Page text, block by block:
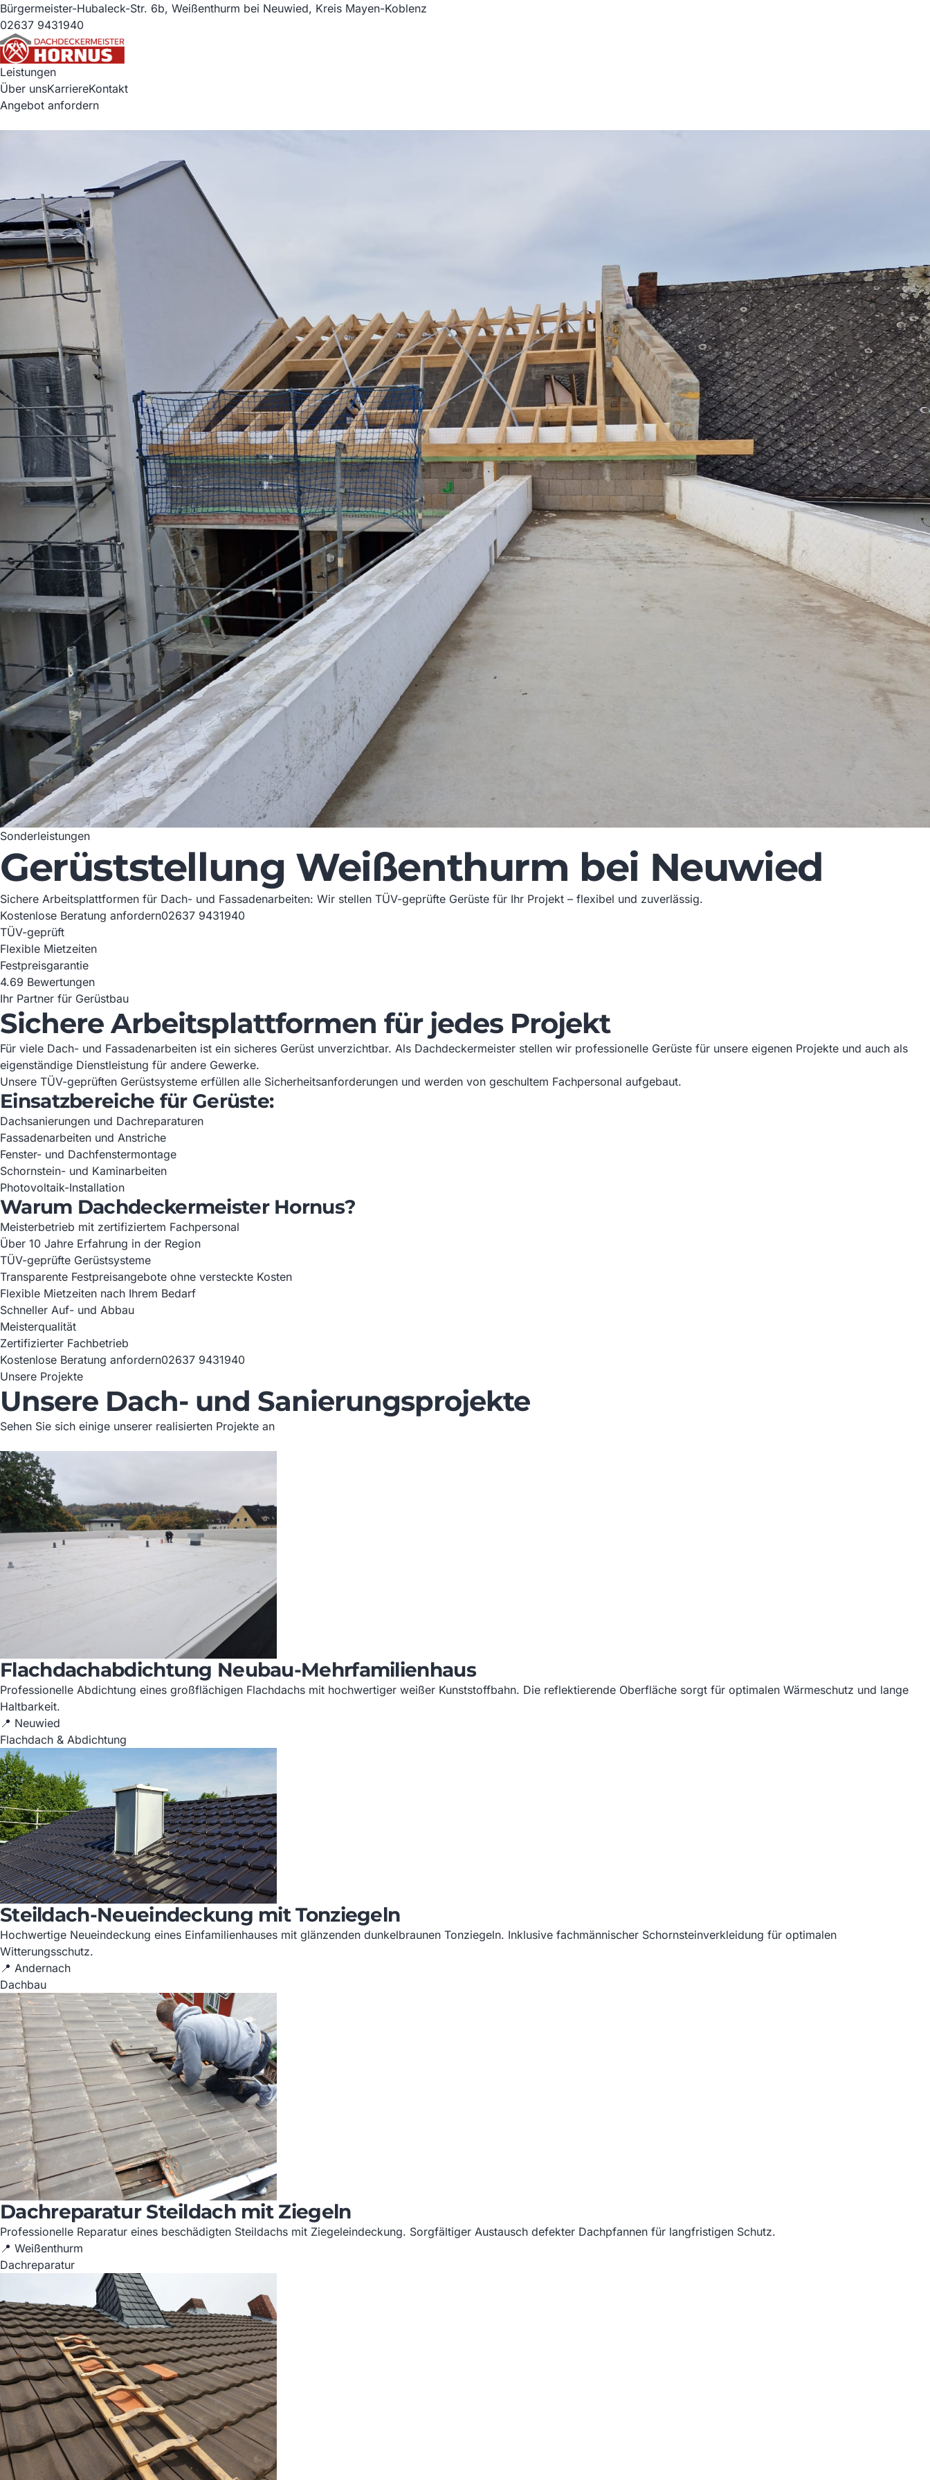
Bürgermeister-Hubaleck-Str. 6b, Weißenthurm bei Neuwied, Kreis Mayen-Koblenz
02637 9431940
Leistungen
Über unsKarriereKontakt
Angebot anfordern
Sonderleistungen
Gerüststellung Weißenthurm bei Neuwied
Sichere Arbeitsplattformen für Dach- und Fassadenarbeiten: Wir stellen TÜV-geprüfte Gerüste für Ihr Projekt – flexibel und zuverlässig.
Kostenlose Beratung anfordern02637 9431940
TÜV-geprüft
Flexible Mietzeiten
Festpreisgarantie
4.69 Bewertungen
Ihr Partner für Gerüstbau
Sichere Arbeitsplattformen für jedes Projekt
Für viele Dach- und Fassadenarbeiten ist ein sicheres Gerüst unverzichtbar. Als Dachdeckermeister stellen wir professionelle Gerüste für unsere eigenen Projekte und auch als
eigenständige Dienstleistung für andere Gewerke.
Unsere TÜV-geprüften Gerüstsysteme erfüllen alle Sicherheitsanforderungen und werden von geschultem Fachpersonal aufgebaut.
Einsatzbereiche für Gerüste:
Dachsanierungen und Dachreparaturen
Fassadenarbeiten und Anstriche
Fenster- und Dachfenstermontage
Schornstein- und Kaminarbeiten
Photovoltaik-Installation
Warum Dachdeckermeister Hornus?
Meisterbetrieb mit zertifiziertem Fachpersonal
Über 10 Jahre Erfahrung in der Region
TÜV-geprüfte Gerüstsysteme
Transparente Festpreisangebote ohne versteckte Kosten
Flexible Mietzeiten nach Ihrem Bedarf
Schneller Auf- und Abbau
Meisterqualität
Zertifizierter Fachbetrieb
Kostenlose Beratung anfordern02637 9431940
Unsere Projekte
Unsere Dach- und Sanierungsprojekte
Sehen Sie sich einige unserer realisierten Projekte an
Flachdachabdichtung Neubau-Mehrfamilienhaus
Professionelle Abdichtung eines großflächigen Flachdachs mit hochwertiger weißer Kunststoffbahn. Die reflektierende Oberfläche sorgt für optimalen Wärmeschutz und lange
Haltbarkeit.
📍 Neuwied
Flachdach & Abdichtung
Steildach-Neueindeckung mit Tonziegeln
Hochwertige Neueindeckung eines Einfamilienhauses mit glänzenden dunkelbraunen Tonziegeln. Inklusive fachmännischer Schornsteinverkleidung für optimalen
Witterungsschutz.
📍 Andernach
Dachbau
Dachreparatur Steildach mit Ziegeln
Professionelle Reparatur eines beschädigten Steildachs mit Ziegeleindeckung. Sorgfältiger Austausch defekter Dachpfannen für langfristigen Schutz.
📍 Weißenthurm
Dachreparatur